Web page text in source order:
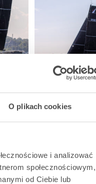
O plikach cookies
i analizować
społecznościowym,
od Ciebie lub